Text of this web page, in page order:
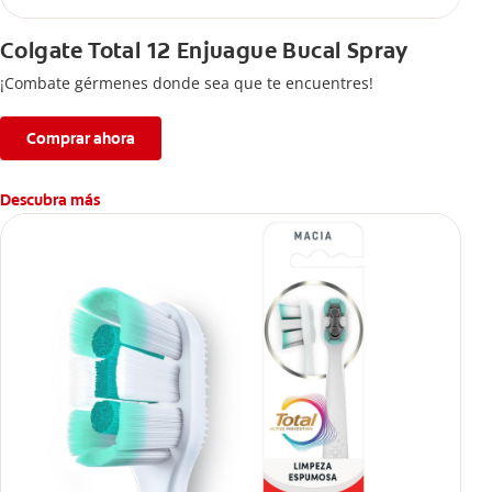
Colgate Total 12 Enjuague Bucal Spray
¡Combate gérmenes donde sea que te encuentres!
Comprar ahora
Descubra más